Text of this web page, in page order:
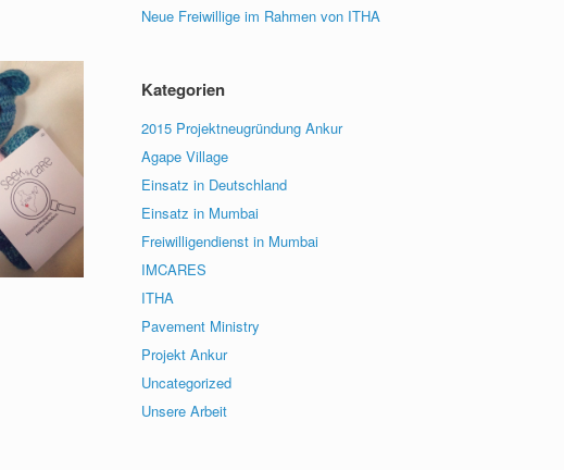
Neue Freiwillige im Rahmen von ITHA
Kategorien
2015 Projektneugründung Ankur
Agape Village
Einsatz in Deutschland
Einsatz in Mumbai
Freiwilligendienst in Mumbai
IMCARES
ITHA
Pavement Ministry
Projekt Ankur
Uncategorized
Unsere Arbeit